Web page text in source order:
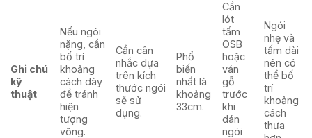
Ghi chú
kỹ
thuật
Nếu ngói
nặng, cần
bố trí
khoảng
cách dày
để tránh
hiện
tượng
võng.
Cần cân
nhắc dựa
trên kích
thước ngói
sẽ sử
dụng.
Phổ
biến
nhất là
khoảng
33cm.
Cần
lót
tấm
OSB
hoặc
ván
gỗ
trước
khi
dán
ngói
Ngói
nhẹ và
tấm dài
nên có
thể bố
trí
khoảng
cách
thưa